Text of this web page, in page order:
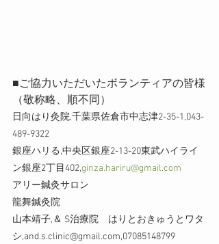
■ご協力いただいたボランティアの皆様
（敬称略、順不同）
日向はり灸院,千葉県佐倉市中志津2-35-1,043-
489-9322
銀座ハリる,中央区銀座2-13-20東武ハイライ
ン銀座2丁目402,ginza.hariru@gmail.com
アリー鍼灸サロン
龍舞鍼灸院
山本靖子,＆ S治療院　はりとおきゅうとワタ
シ,and.s.clinic@gmail.com,07085148799